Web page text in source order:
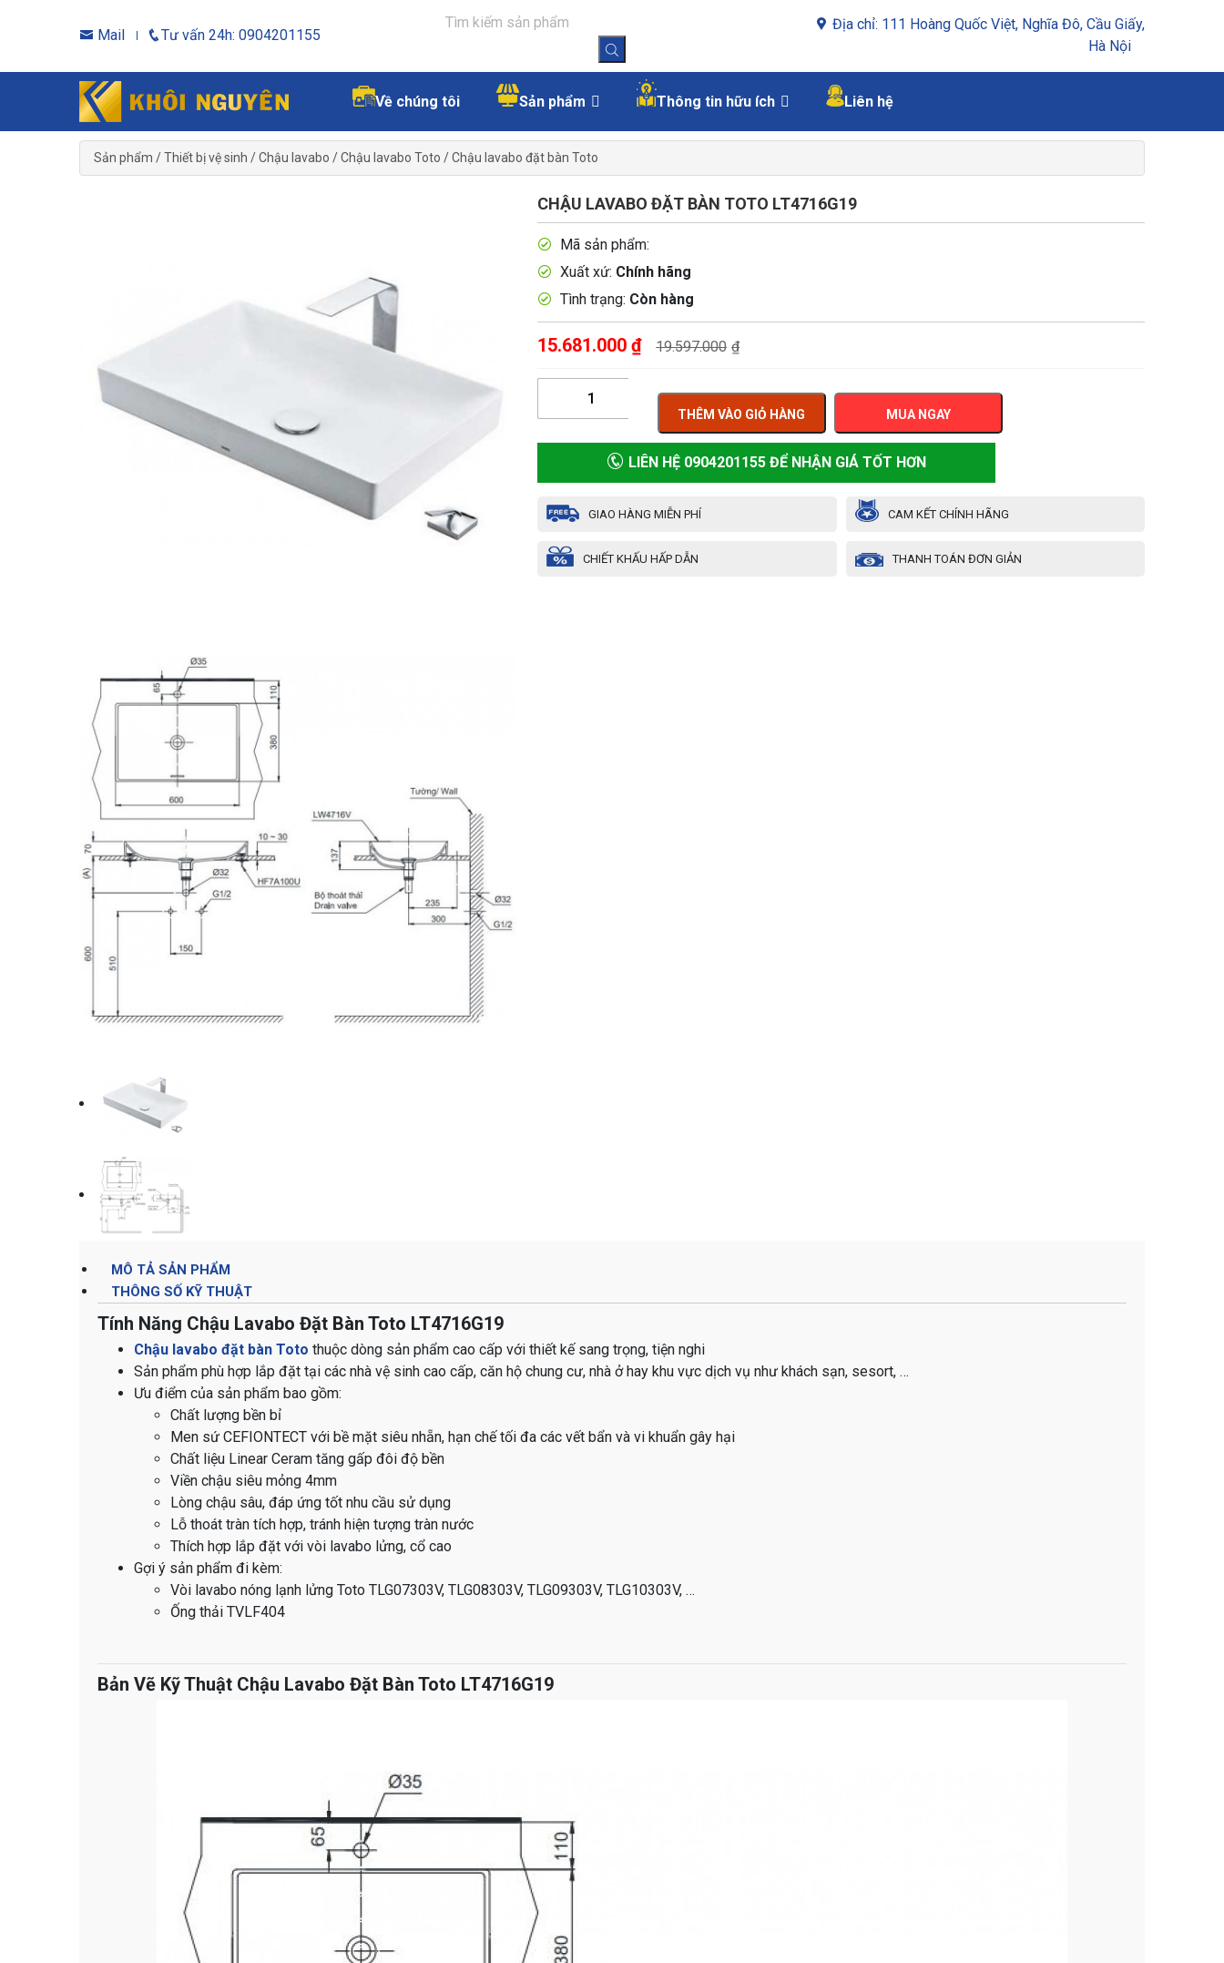
Mail Tư vấn 24h: 0904201155
Địa chỉ: 111 Hoàng Quốc Việt, Nghĩa Đô, Cầu Giấy,
Hà Nội
Về chúng tôi Sản phẩm Thông tin hữu ích Liên hệ
Sản phẩm /Thiết bị vệ sinh /Chậu lavabo /Chậu lavabo Toto /Chậu lavabo đặt bàn Toto
CHẬU LAVABO ĐẶT BÀN TOTO LT4716G19
Mã sản phẩm:
Xuất xứ: Chính hãng
Tình trạng: Còn hàng
15.681.000 ₫ 19.597.000 ₫
THÊM VÀO GIỎ HÀNG MUA NGAY
LIÊN HỆ 0904201155 ĐỂ NHẬN GIÁ TỐT HƠN
GIAO HÀNG MIỄN PHÍ CAM KẾT CHÍNH HÃNG
CHIẾT KHẤU HẤP DẪN THANH TOÁN ĐƠN GIẢN
MÔ TẢ SẢN PHẨM
THÔNG SỐ KỸ THUẬT
Tính Năng Chậu Lavabo Đặt Bàn Toto LT4716G19
Chậu lavabo đặt bàn Toto thuộc dòng sản phẩm cao cấp với thiết kế sang trọng, tiện nghi
Sản phẩm phù hợp lắp đặt tại các nhà vệ sinh cao cấp, căn hộ chung cư, nhà ở hay khu vực dịch vụ như khách sạn, sesort, …
Ưu điểm của sản phẩm bao gồm:
Chất lượng bền bỉ
Men sứ CEFIONTECT với bề mặt siêu nhẵn, hạn chế tối đa các vết bẩn và vi khuẩn gây hại
Chất liệu Linear Ceram tăng gấp đôi độ bền
Viền chậu siêu mỏng 4mm
Lòng chậu sâu, đáp ứng tốt nhu cầu sử dụng
Lỗ thoát tràn tích hợp, tránh hiện tượng tràn nước
Thích hợp lắp đặt với vòi lavabo lửng, cổ cao
Gợi ý sản phẩm đi kèm:
Vòi lavabo nóng lạnh lửng Toto TLG07303V, TLG08303V, TLG09303V, TLG10303V, …
Ống thải TVLF404
Bản Vẽ Kỹ Thuật Chậu Lavabo Đặt Bàn Toto LT4716G19